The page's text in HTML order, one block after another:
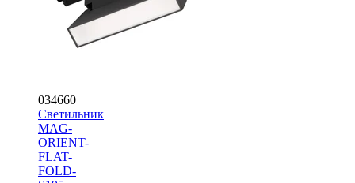
034660
Светильник
MAG-
ORIENT-
FLAT-
FOLD-